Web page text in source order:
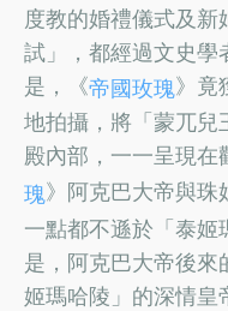
度教的婚禮儀式及
試」，都經過文史學
是，《帝國玫瑰》竟
地拍攝，將「蒙兀兒
殿內部，一一呈現在
瑰》阿克巴大帝與珠
一點都不遜於「泰姬
是，阿克巴大帝後來
姬瑪哈陵」的深情皇